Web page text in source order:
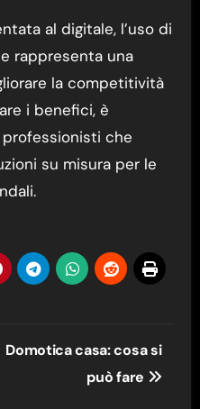
al digitale, l’uso di
rappresenta una
la competitività
i benefici, è
che
su misura per le
Domotica casa: cosa si
può fare